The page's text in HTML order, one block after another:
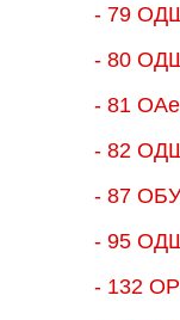
- 79
- 80
- 81
- 82
- 87 ОБУ
- 95
- 132